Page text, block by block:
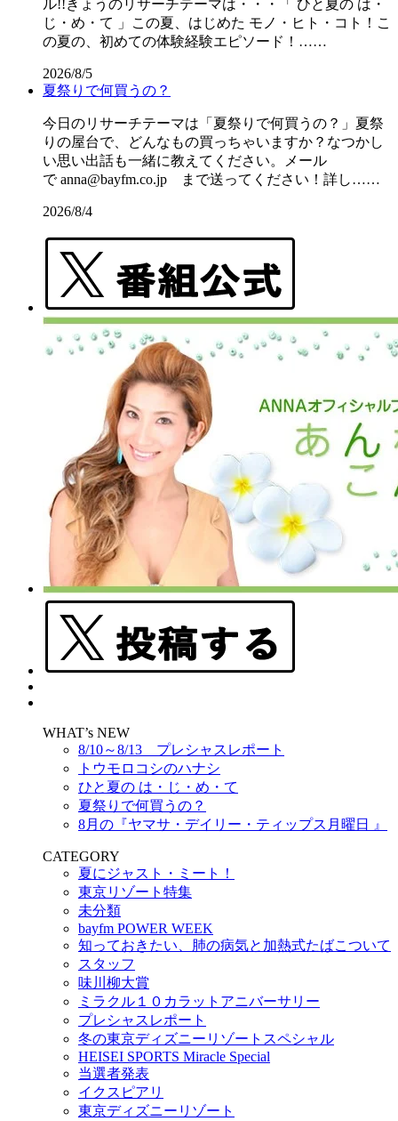
ル!!きょうのリサーチテーマは・・・「 ひと夏の は・
じ・め・て 」この夏、はじめた モノ・ヒト・コト！こ
の夏の、初めての体験経験エピソード！……
2026/8/5
夏祭りで何買うの？
今日のリサーチテーマは「夏祭りで何買うの？」夏祭
りの屋台で、どんなもの買っちゃいますか？なつかし
い思い出話も一緒に教えてください。メール
で anna@bayfm.co.jp まで送ってください！詳し……
2026/8/4
WHAT’s NEW
8/10～8/13 プレシャスレポート
トウモロコシのハナシ
ひと夏の は・じ・め・て
夏祭りで何買うの？
8月の『ヤマサ・デイリー・ティップス月曜日 』
CATEGORY
夏にジャスト・ミート！
東京リゾート特集
未分類
bayfm POWER WEEK
知っておきたい、肺の病気と加熱式たばこついて
スタッフ
味川柳大賞
ミラクル１０カラットアニバーサリー
プレシャスレポート
冬の東京ディズニーリゾートスペシャル
HEISEI SPORTS Miracle Special
当選者発表
イクスピアリ
東京ディズニーリゾート